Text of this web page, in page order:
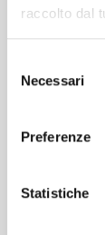
raccolto dal
delNecessari
Preferenze
Statistiche
fino
08
Bambini,
High
info